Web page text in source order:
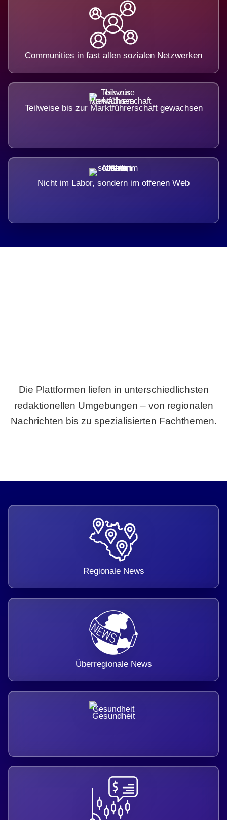
Communities in fast allen sozialen Netzwerken
Teilweise bis zur Marktführerschaft gewachsen
Nicht im Labor, sondern im offenen Web
Die Plattformen liefen in unterschiedlichsten
redaktionellen Umgebungen – von regionalen
Nachrichten bis zu spezialisierten Fachthemen.
Regionale News
Überregionale News
Gesundheit